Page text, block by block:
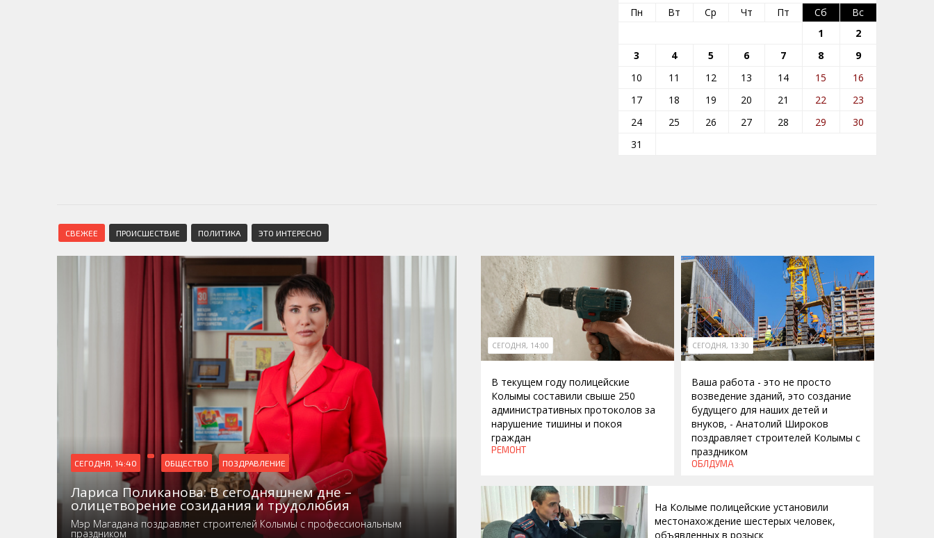
Пн
Вт Ср Чт Пт Сб
Вс
1
2
3
4 5 6 7 8
9
10
11 12 13 14 15
16
17
18 19 20 21 22
23
24
25 26 27 28 29
30
31
СВЕЖЕЕ ПРОИСШЕСТВИЕ ПОЛИТИКА ЭТО ИНТЕРЕСНО
СЕГОДНЯ, 14:40 ОБЩЕСТВО ПОЗДРАВЛЕНИЕ
Лариса Поликанова: В сегодняшнем дне –
олицетворение созидания и трудолюбия
Мэр Магадана поздравляет строителей Колымы с профессиональным
праздником
СЕГОДНЯ, 14:00
В текущем году полицейские
Колымы составили свыше 250
административных протоколов за
нарушение тишины и покоя
граждан
РЕМОНТ
СЕГОДНЯ, 13:30
Ваша работа - это не просто
возведение зданий, это создание
будущего для наших детей и
внуков, - Анатолий Широков
поздравляет строителей Колымы с
праздником
ОБЛДУМА
На Колыме полицейские установили
местонахождение шестерых человек,
объявленных в розыск